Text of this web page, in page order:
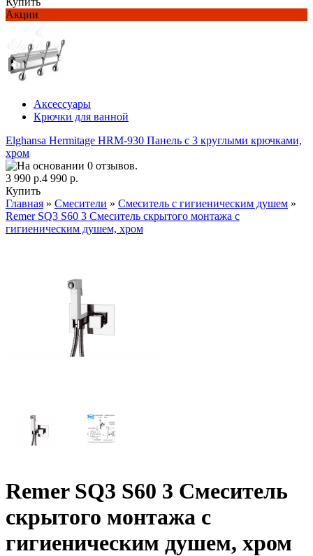
Акции
Аксессуары
Крючки для ванной
Elghansa Hermitage HRM-930 Панель с 3 круглыми крючками,
хром
3 990 р.4 990 р.
Купить
Главная » Смесители » Смеситель с гигиеническим душем »
Remer SQ3 S60 3 Смеситель скрытого монтажа с
гигиеническим душем, хром
Remer SQ3 S60 3 Смеситель
скрытого монтажа с
гигиеническим душем, хром